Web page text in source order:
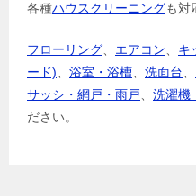
各種ハウスクリーニングも対
フローリング、 エアコン、 キ
ード)、 浴室・浴槽、 洗面台、
サッシ・網戸・雨戸、 洗濯機
ださい。